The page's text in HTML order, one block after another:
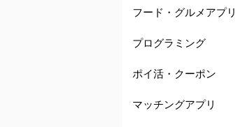
フード・グルメアプリ
プログラミング
ポイ活・クーポン
マッチングアプリ